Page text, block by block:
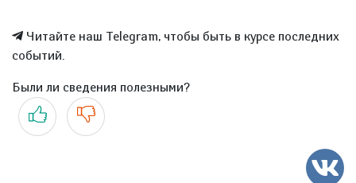
Читайте наш Telegram, чтобы быть в курсе последних
событий.
Были ли сведения полезными?
Да